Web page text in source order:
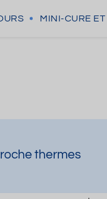
MINI-CURE
thermes